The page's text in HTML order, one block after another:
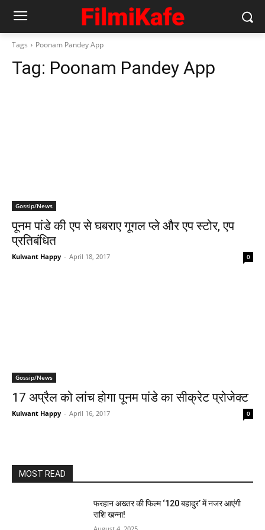
Tags Poonam Pandey App
Tag: Poonam Pandey App
Gossip/News
पूनम पांडे की एप से घबराए गूगल प्‍ले और एप स्‍टोर, एप
प्रतिबंधित
Kulwant Happy - April 18, 2017 0
Gossip/News
17 अप्रैल को लांच होगा पूनम पांडे का सीक्रेट प्रोजेक्‍ट
Kulwant Happy - April 16, 2017 0
MOST READ
फरहान अख्तर की फिल्म ‘120 बहादुर’ में नजर आएंगी
राशि खन्ना!